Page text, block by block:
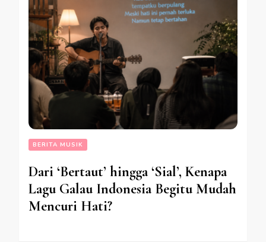
BERITA MUSIK
Dari ‘Bertaut’ hingga ‘Sial’, Kenapa
Lagu Galau Indonesia Begitu Mudah
Mencuri Hati?